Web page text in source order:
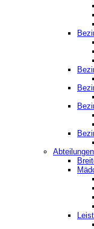
Abteilungen